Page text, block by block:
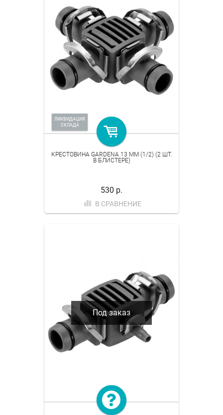
ЛИКВИДАЦИЯ
СКЛАДА
КРЕСТОВИНА GARDENA 13 ММ (1/2) (2 ШТ.
В БЛИСТЕРЕ)
530 р.
В СРАВНЕНИЕ
Под заказ